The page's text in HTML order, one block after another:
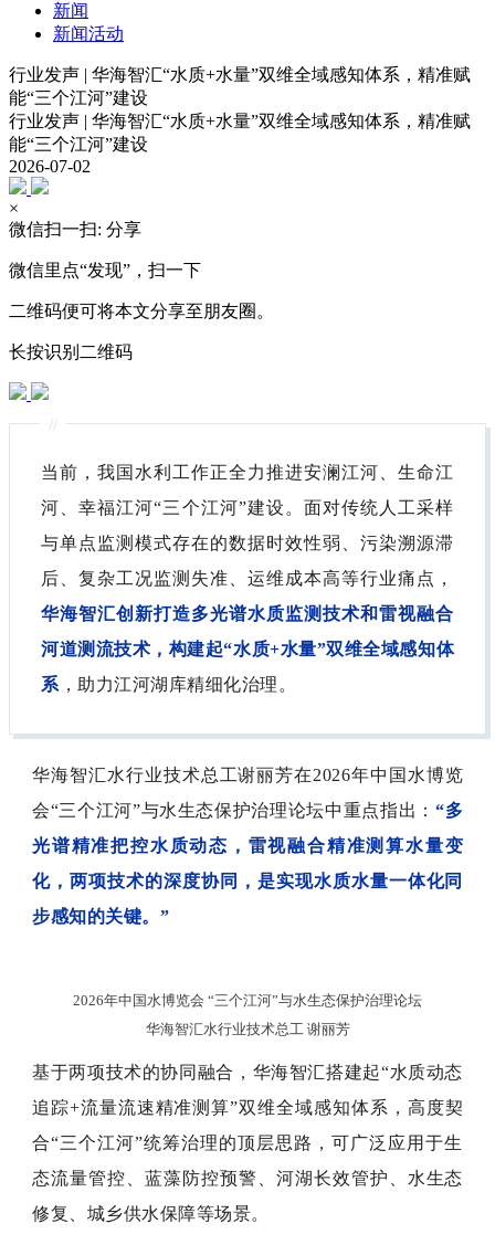
新闻
新闻活动
行业发声 | 华海智汇“水质+水量”双维全域感知体系，精准赋
能“三个江河”建设
行业发声 | 华海智汇“水质+水量”双维全域感知体系，精准赋
能“三个江河”建设
2026-07-02
×
微信扫一扫: 分享
微信里点“发现”，扫一下
二维码便可将本文分享至朋友圈。
长按识别二维码
//
当前，我国水利工作正全力推进安澜江河、生命江
河、幸福江河“三个江河”建设。面对传统人工采样
与单点监测模式存在的数据时效性弱、污染溯源滞
后、复杂工况监测失准、运维成本高等行业痛点，
华海智汇创新打造多光谱水质监测技术和雷视融合
河道测流技术，构建起“水质+水量”双维全域感知体
系 ，助力江河湖库精细化治理。
华海智汇水行业技术总工谢丽芳在2026年中国水博览
会“三个江河”与水生态保护治理论坛中重点指出： “多
光谱精准把控水质动态，雷视融合精准测算水量变
化，两项技术的深度协同，是实现水质水量一体化同
步感知的关键。”
2026年中国水博览会 “三个江河”与水生态保护治理论坛
华海智汇水行业技术总工 谢丽芳
基于两项技术的协同融合，华海智汇搭建起“水质动态
追踪+流量流速精准测算”双维全域感知体系，高度契
合“三个江河”统筹治理的顶层思路，可广泛应用于生
态流量管控、蓝藻防控预警、河湖长效管护、水生态
修复、城乡供水保障等场景。